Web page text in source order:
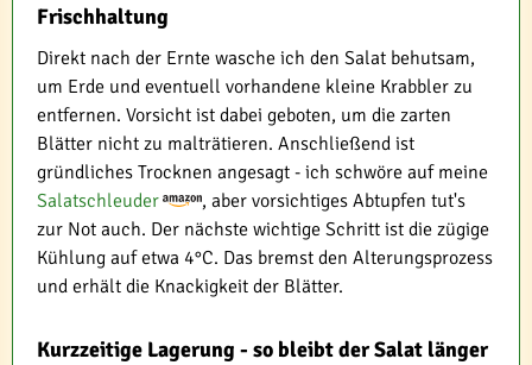
Frischhaltung
Direkt nach der Ernte wasche ich den Salat behutsam,
um Erde und eventuell vorhandene kleine Krabbler zu
entfernen. Vorsicht ist dabei geboten, um die zarten
Blätter nicht zu malträtieren. Anschließend ist
gründliches Trocknen angesagt - ich schwöre auf meine
Salatschleuder
, aber vorsichtiges Abtupfen tut's
zur Not auch. Der nächste wichtige Schritt ist die zügige
Kühlung auf etwa 4°C. Das bremst den Alterungsprozess
und erhält die Knackigkeit der Blätter.
Kurzzeitige Lagerung - so bleibt der Salat länger